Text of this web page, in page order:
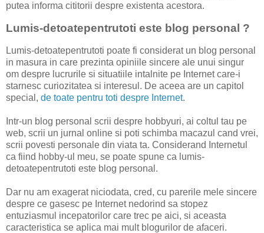
putea informa cititorii despre existenta acestora.
Lumis-detoatepentrutoti este blog personal ?
Lumis-detoatepentrutoti poate fi considerat un blog personal
in masura in care prezinta opiniile sincere ale unui singur
om despre lucrurile si situatiile intalnite pe Internet care-i
starnesc curiozitatea si interesul. De aceea are un capitol
special, de toate pentru toti despre Internet.
Intr-un blog personal scrii despre hobbyuri, ai coltul tau pe
web, scrii un jurnal online si poti schimba macazul cand vrei,
scrii povesti personale din viata ta. Considerand Internetul
ca fiind hobby-ul meu, se poate spune ca lumis-
detoatepentrutoti este blog personal.
Dar nu am exagerat niciodata, cred, cu parerile mele sincere
despre ce gasesc pe Internet nedorind sa stopez
entuziasmul incepatorilor care trec pe aici, si aceasta
caracteristica se aplica mai mult blogurilor de afaceri.